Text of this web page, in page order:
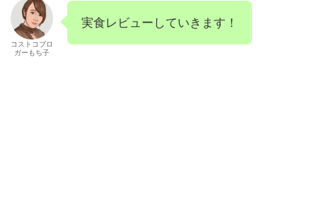
コストコブロ
ガーもち子
実食レビューしていきます！